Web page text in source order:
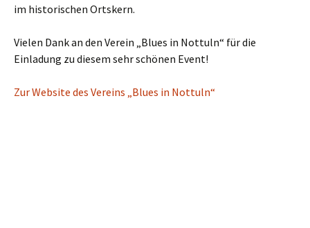
im historischen Ortskern.
Vielen Dank an den Verein „Blues in Nottuln“ für die
Einladung zu diesem sehr schönen Event!
Zur Website des Vereins „Blues in Nottuln“